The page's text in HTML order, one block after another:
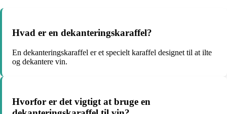
Hvad er en dekanteringskaraffel?
En dekanteringskaraffel er et specielt karaffel designet til at ilte
og dekantere vin.
Hvorfor er det vigtigt at bruge en